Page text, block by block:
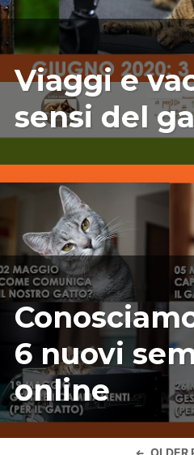
05/21/2020
ILARIAMARIANICRF
Viaggi e
sensi del
04/21/2020
ILARIAMARIANICRF
6 nuovi
online